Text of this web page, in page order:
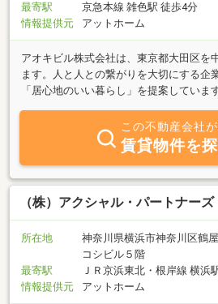
最寄駅
京急本線 雑色駅 徒歩4分
情報提供元
アットホーム
アオキビル株式会社は、東京都大田区を
ます。人と人との繋がりを大切にする企
「居心地のいい暮らし」を提案しています
この不動産会社
賃貸物件を
（株）アクシャル・パートナーズ
所在地
神奈川県横浜市神奈川区鶴
コシビル５階
最寄駅
ＪＲ京浜東北・根岸線 横浜
情報提供元
アットホーム